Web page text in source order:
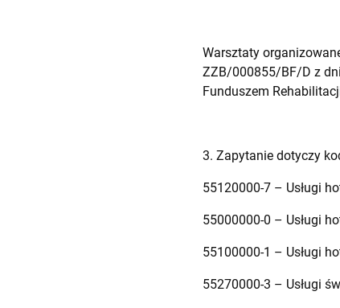
Warsztaty
ZZB/000855/BF/D z
Funduszem
3. Zapytanie dotyczy
55120000-7 – Usługi
55000000-0 – Usługi
55100000-1 – Usługi
55270000-3 – Usługi